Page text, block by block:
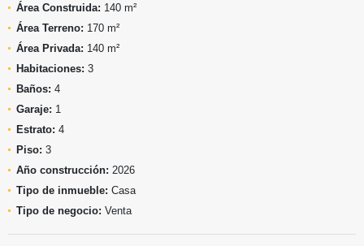
Área Construida: 140 m²
Área Terreno: 170 m²
Área Privada: 140 m²
Habitaciones: 3
Baños: 4
Garaje: 1
Estrato: 4
Piso: 3
Año construcción: 2026
Tipo de inmueble: Casa
Tipo de negocio: Venta